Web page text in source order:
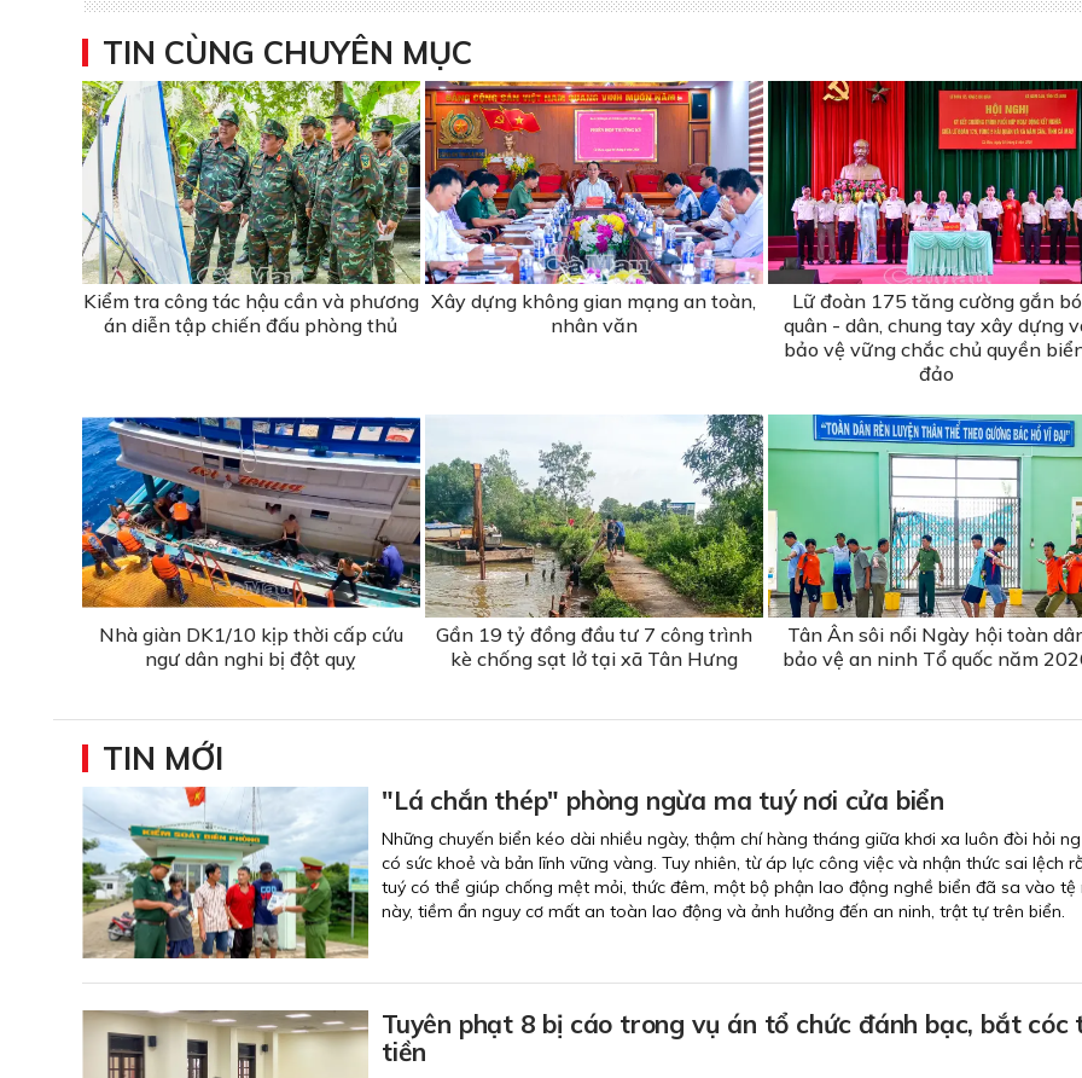
TIN CÙNG CHUYÊN MỤC
Kiểm tra công tác hậu cần và phương
án diễn tập chiến đấu phòng thủ
Xây dựng không gian mạng an toàn,
nhân văn
Lữ đoàn 175 tăng cường gắn bó
quân - dân, chung tay xây dựng
bảo vệ vững chắc chủ quyền
đảo
Nhà giàn DK1/10 kịp thời cấp cứu
ngư dân nghi bị đột quỵ
Gần 19 tỷ đồng đầu tư 7 công trình
kè chống sạt lở tại xã Tân Hưng
Tân Ân sôi nổi Ngày hội toàn
bảo vệ an ninh Tổ quốc năm
TIN MỚI
"Lá chắn thép" phòng ngừa ma tuý nơi cửa biển
Những chuyến biển kéo dài nhiều ngày, thậm chí hàng tháng giữa khơi xa luôn đòi hỏi
có sức khoẻ và bản lĩnh vững vàng. Tuy nhiên, từ áp lực công việc và nhận thức sai lệch
tuý có thể giúp chống mệt mỏi, thức đêm, một bộ phận lao động nghề biển đã sa vào tệ
này, tiềm ẩn nguy cơ mất an toàn lao động và ảnh hưởng đến an ninh, trật tự trên biển.
Tuyên phạt 8 bị cáo trong vụ án tổ chức đánh bạc, bắt cóc
tiền